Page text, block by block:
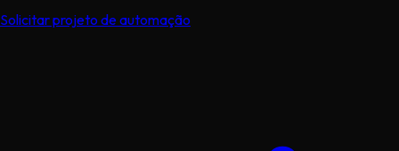
Solicitar projeto de automação